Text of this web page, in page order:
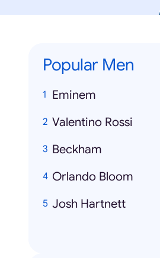
Popular Men
Eminem
Valentino Rossi
Beckham
Orlando Bloom
Josh Hartnett